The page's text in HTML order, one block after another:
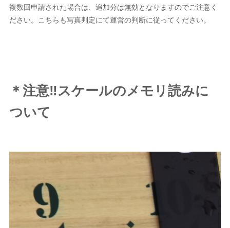
複数回申請された場合は、追加分は無効となりますのでご注意く
ださい。こちらも写真判定にて運営の判断に従ってください。
＊注意‼️スケールのメモリ読みに
ついて